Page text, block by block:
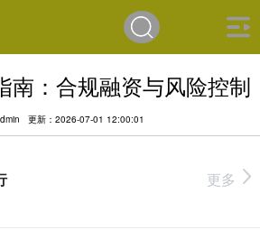
南：合规融资与风险控制
更新：2026-07-01 12:00:01
更多